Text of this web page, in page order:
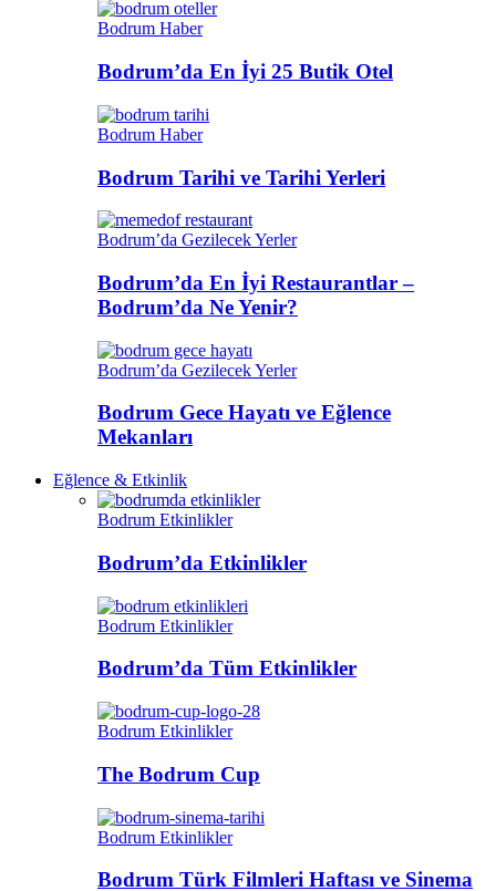
Bodrum Haber
Bodrum’da En İyi 25 Butik Otel
Bodrum Haber
Bodrum Tarihi ve Tarihi Yerleri
Bodrum’da Gezilecek Yerler
Bodrum’da En İyi Restaurantlar –
Bodrum’da Ne Yenir?
Bodrum’da Gezilecek Yerler
Bodrum Gece Hayatı ve Eğlence
Mekanları
Eğlence & Etkinlik
Bodrum Etkinlikler
Bodrum’da Etkinlikler
Bodrum Etkinlikler
Bodrum’da Tüm Etkinlikler
Bodrum Etkinlikler
The Bodrum Cup
Bodrum Etkinlikler
Bodrum Türk Filmleri Haftası ve Sinema